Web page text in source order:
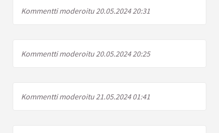
Kommentti moderoitu 20.05.2024 20:31
Kommentti moderoitu 20.05.2024 20:25
Kommentti moderoitu 21.05.2024 01:41